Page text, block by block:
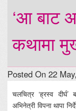
‘आ बाट
कथामा
Posted On 22
चलचित्र ‘ह्रस्व
अभिनेत्री विपना थापा